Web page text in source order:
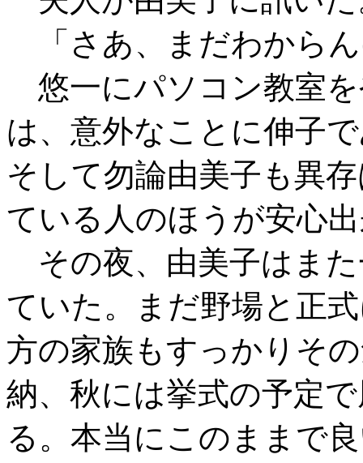
「さあ、まだわから
悠一にパソコン教室
は、意外なことに伸子
そして勿論由美子も異
ている人のほうが安心
その夜、由美子はま
ていた。まだ野場と正
方の家族もすっかりそ
納、秋には挙式の予定
る。本当にこのままで